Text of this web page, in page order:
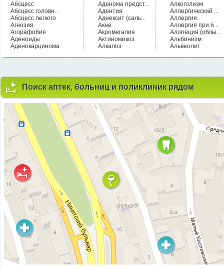
Абсцесс
Абсцесс головн...
Абсцесс легкого
Агнозия
Агорафобия
Аденоиды
Аденокарцинома
Аденома предст...
Адентия
Аднексит (саль...
Акне
Акромегалия
Актиномикоз
Алкалоз
Алкоголизм
Аллергический ...
Аллергия
Аллергия при б...
Алопеция (облы...
Альбинизм
Альвеолит
Поиск аптек, больниц и поликлиник рядом